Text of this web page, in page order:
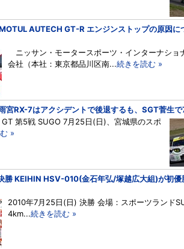
AUTECH GT-R エンジンストップの原因に
ニッサン・モータースポーツ・インターナショ
会社（本社：東京都品川区南...続きを読む »
宮RX-7はアクシデントで後退するも、SGT菅生
GT 第5戦 SUGO 7月25日(日)、宮城県のスポ
»
勝 KEIHIN HSV-010(金石年弘/塚越広大組)が初
2010年7月25日(日) 決勝 会場：スポーツランド
4km...続きを読む »